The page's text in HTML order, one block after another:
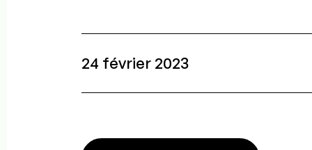
24 février 2023